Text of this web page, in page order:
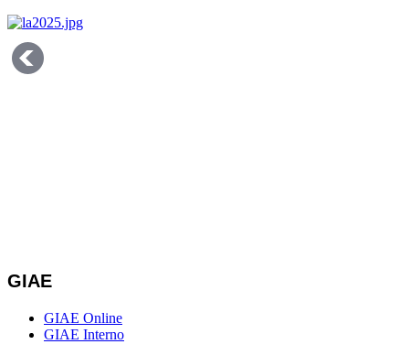
GIAE
GIAE Online
GIAE Interno